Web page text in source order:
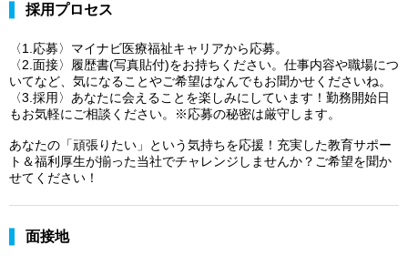
採用プロセス
〈1.応募〉マイナビ医療福祉キャリアから応募。
〈2.面接〉履歴書(写真貼付)をお持ちください。仕事内容や職場につ
いてなど、気になることやご希望はなんでもお聞かせくださいね。
〈3.採用〉あなたに会えることを楽しみにしています！勤務開始日
もお気軽にご相談ください。※応募の秘密は厳守します。
あなたの「頑張りたい」という気持ちを応援！充実した教育サポー
ト＆福利厚生が揃った当社でチャレンジしませんか？ご希望を聞か
せてください！
面接地